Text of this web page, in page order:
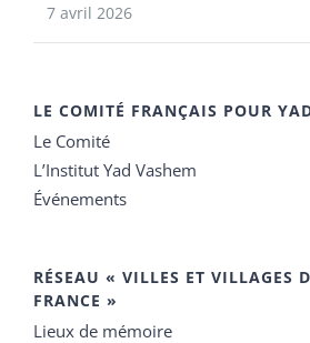
7 avril 2026
LE COMITÉ FRANÇAIS POUR
Le Comité
L’Institut Yad Vashem
Événements
RÉSEAU « VILLES ET VILLAGES
FRANCE »
Lieux de mémoire